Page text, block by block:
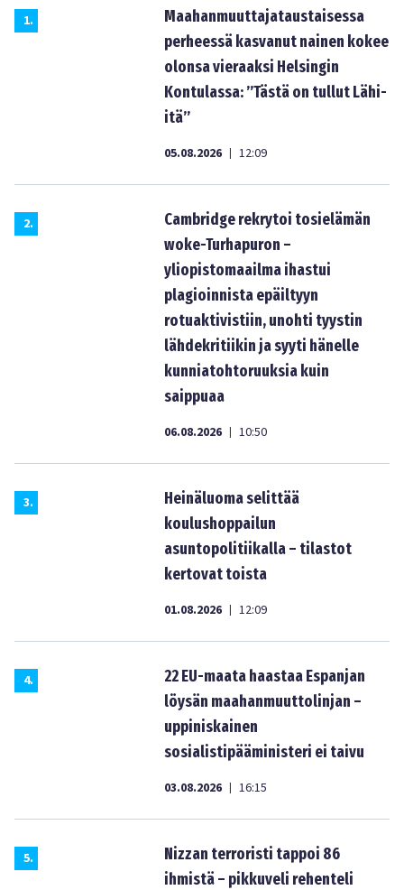
1.
Maahanmuuttajataustaisessa
perheessä kasvanut nainen kokee
olonsa vieraaksi Helsingin
Kontulassa: ”Tästä on tullut Lähi-
itä”
05.08.2026 | 12:09
2.
Cambridge rekrytoi tosielämän
woke-Turhapuron –
yliopistomaailma ihastui
plagioinnista epäiltyyn
rotuaktivistiin, unohti tyystin
lähdekritiikin ja syyti hänelle
kunniatohtoruuksia kuin
saippuaa
06.08.2026 | 10:50
3.
Heinäluoma selittää
koulushoppailun
asuntopolitiikalla – tilastot
kertovat toista
01.08.2026 | 12:09
4.
22 EU-maata haastaa Espanjan
löysän maahanmuuttolinjan –
uppiniskainen
sosialistipääministeri ei taivu
03.08.2026 | 16:15
5.
Nizzan terroristi tappoi 86
ihmistä – pikkuveli rehenteli